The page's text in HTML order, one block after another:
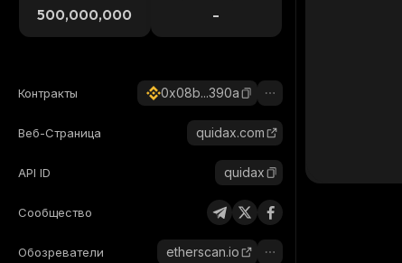
дложения
500,000,000 -
Контракты 0x08b...390a
Веб-Страница quidax.com
API ID quidax
Сообщество
Обозреватели etherscan.io